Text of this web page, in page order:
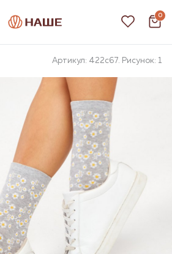
0
Артикул: 422с67. Рисунок: 1